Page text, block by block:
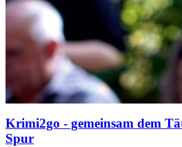
Krimi2go - gemeinsam dem
Spur